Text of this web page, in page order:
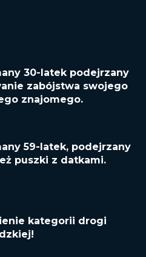
30-latek podejrzany
zabójstwa swojego
znajomego.
59-latek, podejrzany
puszki z datkami.
kategorii drogi